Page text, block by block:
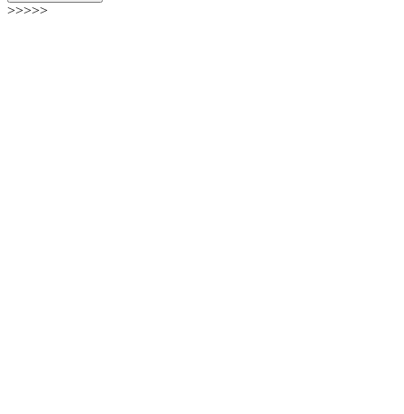
>>>>>